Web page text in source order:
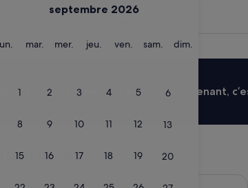
septembre 2026
lundimar. mardi
mer. mercredi
jeu. jeudiven. vendredi
sam. samedi
dim.
1 2 3 4 5 6
8 9 10 11 12 13
15 16 17 18 19 20
Se connecter S’inscrire maintenant,
prisés
Le Méridien Paris Arc De Triomphe